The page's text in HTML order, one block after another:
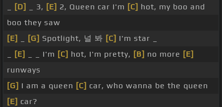
[D] _ 3, [E] 2, Queen car I'm [C] hot, my boo and
boo they saw
[E]
[G] Spotlight, 널 봐 [C] I'm star _
[E] _ _ I'm [C] hot, I'm pretty, [B] no more [E]
runways
[G] I am a queen [C] car, who wanna be the queen
[E] car?